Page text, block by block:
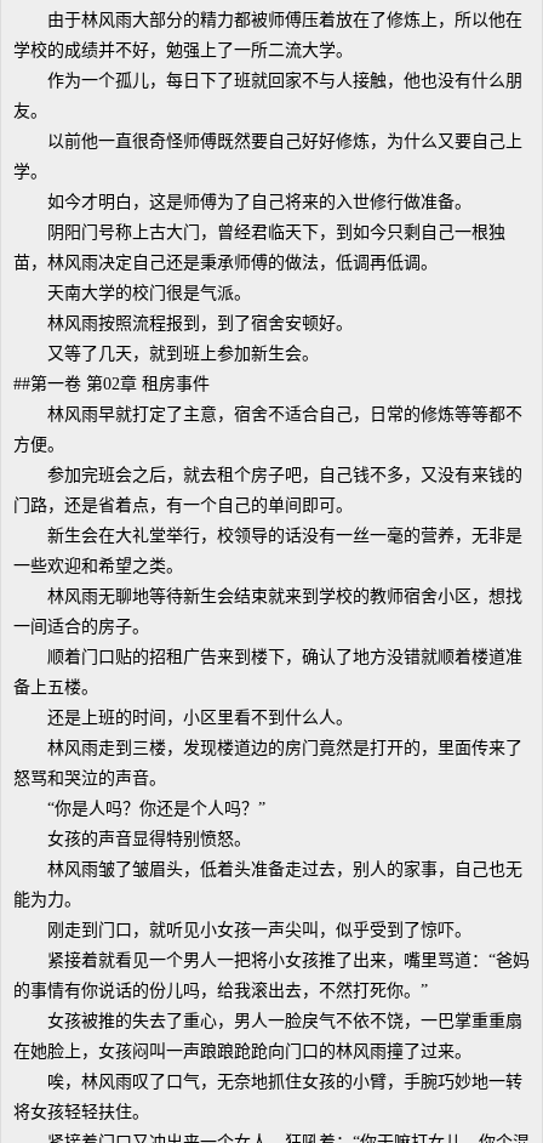
由于林风雨大部分的精力都被师傅压着放在了修炼上，所以他在
学校的成绩并不好，勉强上了一所二流大学。
作为一个孤儿，每日下了班就回家不与人接触，他也没有什么朋
友。
以前他一直很奇怪师傅既然要自己好好修炼，为什么又要自己上
学。
如今才明白，这是师傅为了自己将来的入世修行做准备。
阴阳门号称上古大门，曾经君临天下，到如今只剩自己一根独
苗，林风雨决定自己还是秉承师傅的做法，低调再低调。
天南大学的校门很是气派。
林风雨按照流程报到，到了宿舍安顿好。
又等了几天，就到班上参加新生会。
##第一卷 第02章 租房事件
林风雨早就打定了主意，宿舍不适合自己，日常的修炼等等都不
方便。
参加完班会之后，就去租个房子吧，自己钱不多，又没有来钱的
门路，还是省着点，有一个自己的单间即可。
新生会在大礼堂举行，校领导的话没有一丝一毫的营养，无非是
一些欢迎和希望之类。
林风雨无聊地等待新生会结束就来到学校的教师宿舍小区，想找
一间适合的房子。
顺着门口贴的招租广告来到楼下，确认了地方没错就顺着楼道准
备上五楼。
还是上班的时间，小区里看不到什么人。
林风雨走到三楼，发现楼道边的房门竟然是打开的，里面传来了
怒骂和哭泣的声音。
“你是人吗？你还是个人吗？”
女孩的声音显得特别愤怒。
林风雨皱了皱眉头，低着头准备走过去，别人的家事，自己也无
能为力。
刚走到门口，就听见小女孩一声尖叫，似乎受到了惊吓。
紧接着就看见一个男人一把将小女孩推了出来，嘴里骂道：“爸妈
的事情有你说话的份儿吗，给我滚出去，不然打死你。”
女孩被推的失去了重心，男人一脸戾气不依不饶，一巴掌重重扇
在她脸上，女孩闷叫一声踉踉跄跄向门口的林风雨撞了过来。
唉，林风雨叹了口气，无奈地抓住女孩的小臂，手腕巧妙地一转
将女孩轻轻扶住。